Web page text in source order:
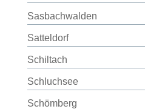
Sasbachwalden
Satteldorf
Schiltach
Schluchsee
Schömberg